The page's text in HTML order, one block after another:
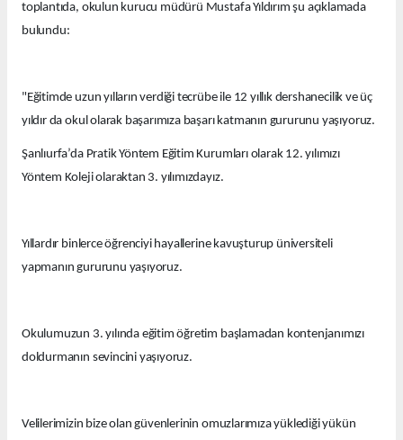
toplantıda, okulun kurucu müdürü Mustafa Yıldırım şu açıklamada
bulundu:
"Eğitimde uzun yılların verdiği tecrübe ile 12 yıllık dershanecilik ve üç
yıldır da okul olarak başarımıza başarı katmanın gururunu yaşıyoruz.
Şanlıurfa’da Pratik Yöntem Eğitim Kurumları olarak 12. yılımızı
Yöntem Koleji olaraktan 3. yılımızdayız.
Yıllardır binlerce öğrenciyi hayallerine kavuşturup üniversiteli
yapmanın gururunu yaşıyoruz.
Okulumuzun 3. yılında eğitim öğretim başlamadan kontenjanımızı
doldurmanın sevincini yaşıyoruz.
Velilerimizin bize olan güvenlerinin omuzlarımıza yüklediği yükün